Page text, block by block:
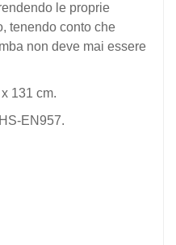
le proprie
tenendo conto che
non deve mai essere
131 cm.
EN957.